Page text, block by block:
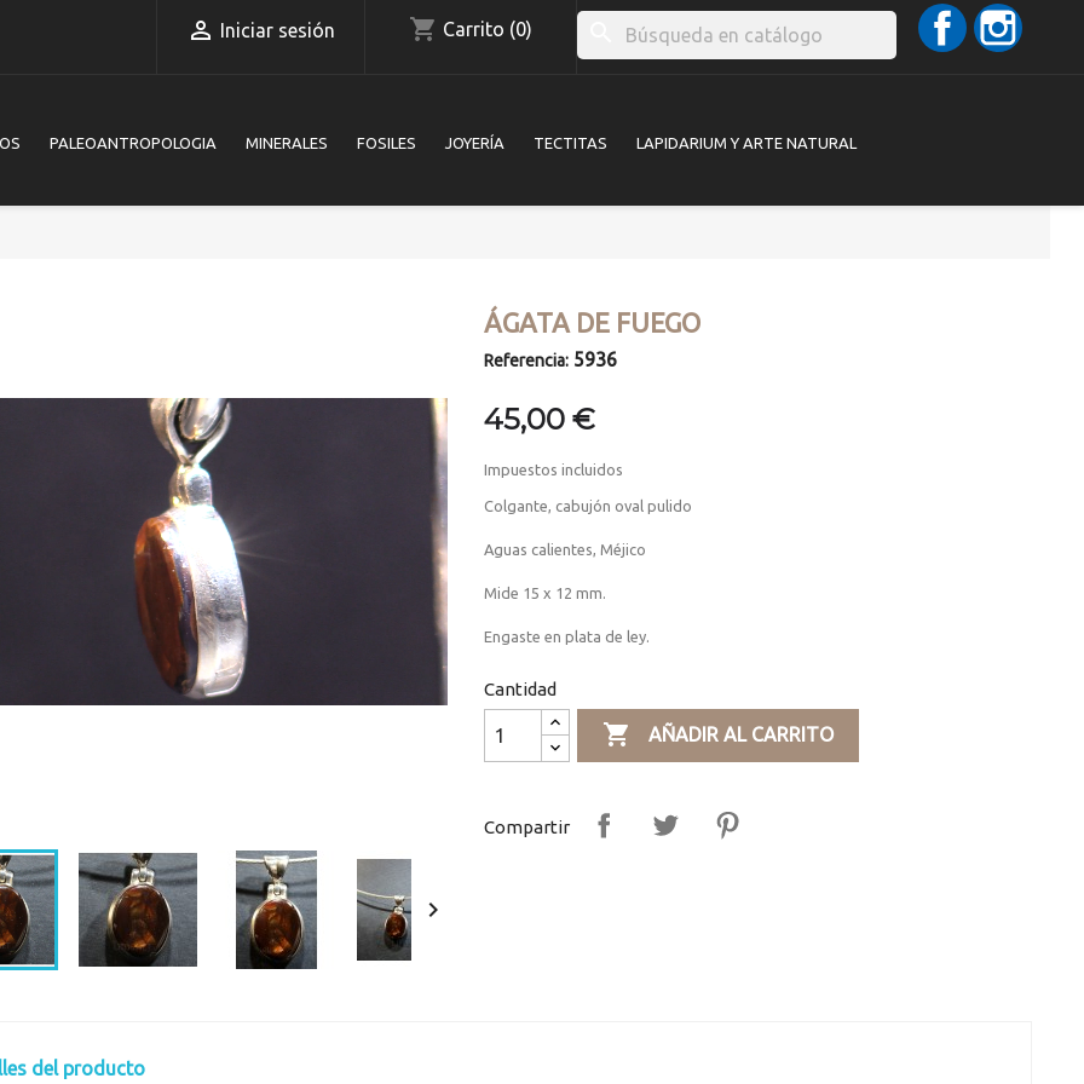
 Iniciar sesión shopping_cart Carrito (0)
Facebook
PALEOANTROPOLOGIA MINERALES FOSILES JOYERÍA TECTITAS LAPIDARIUM Y ARTE NATURAL

ÁGATA DE FUEGO
Referencia: 5936
45,00 €
Impuestos incluidos
Colgante, cabujón oval pulido
Aguas calientes, Méjico
Mide 15 x 12 mm.
Engaste en plata de ley.
Cantidad
 AÑADIR AL CARRITO
Compartir
del producto